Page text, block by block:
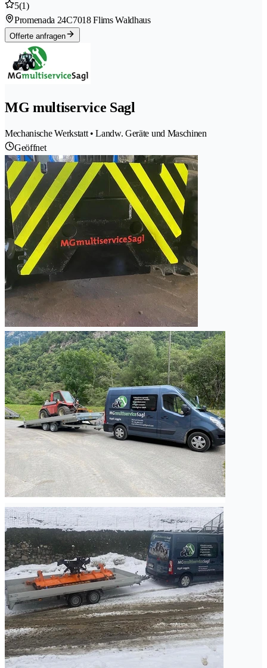
5(1)
Promenada 24C7018 Flims Waldhaus
Offerte anfragen
MG multiservice Sagl
Mechanische Werkstatt • Landw. Geräte und Maschinen
Geöffnet